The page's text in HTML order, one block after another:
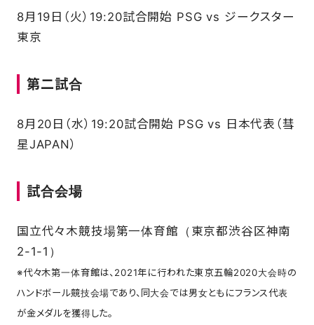
8月19日（火）19:20試合開始 PSG vs ジークスター
東京
第二試合
8月20日（水）19:20試合開始 PSG vs 日本代表（彗
星JAPAN）
試合会場
国立代々木競技場第一体育館（東京都渋谷区神南
2-1-1）
※代々木第一体育館は、2021年に行われた東京五輪2020大会時の
ハンドボール競技会場であり、同大会では男女ともにフランス代表
が金メダルを獲得した。